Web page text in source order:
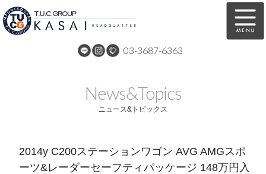
03-3687-6363
全国納車 特別作業
News&Topics
ニュース&トピックス
2014y C200ステーションワゴン AVG AMGスポ
ーツ&レーダーセーフティパッケージ 148万円入